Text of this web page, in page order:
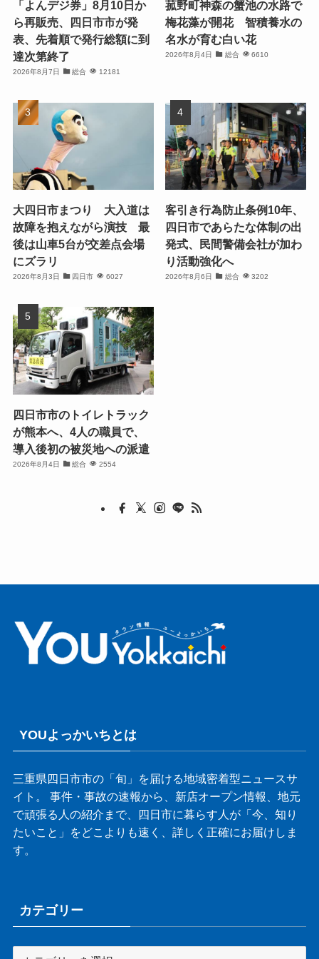
「よんデジ券」8月10日か
ら再販売、四日市市が発
表、先着順で発行総額に到
達次第終了
2026年8月7日 総合 12181
菰野町神森の蟹池の水路で
梅花藻が開花 智積養水の
名水が育む白い花
2026年8月4日 総合 6610
大四日市まつり 大入道は
故障を抱えながら演技 最
後は山車5台が交差点会場
にズラリ
2026年8月3日 四日市 6027
客引き行為防止条例10年、
四日市であらたな体制の出
発式、民間警備会社が加わ
り活動強化へ
2026年8月6日 総合 3202
四日市市のトイレトラック
が熊本へ、4人の職員で、
導入後初の被災地への派遣
2026年8月4日 総合 2554
YOUよっかいちとは
三重県四日市市の「旬」を届ける地域密着型ニュースサ
イト。 事件・事故の速報から、新店オープン情報、地元
で頑張る人の紹介まで、四日市に暮らす人が「今、知り
たいこと」をどこよりも速く、詳しく正確にお届けしま
す。
カテゴリー